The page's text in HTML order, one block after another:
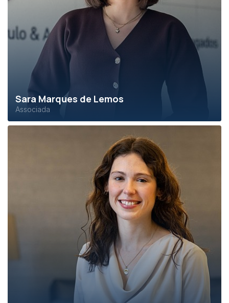
Sara Marques de Lemos
Associada